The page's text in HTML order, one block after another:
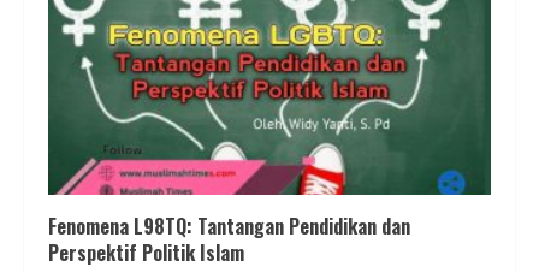
Fenomena L98TQ: Tantangan Pendidikan dan
Perspektif Politik Islam